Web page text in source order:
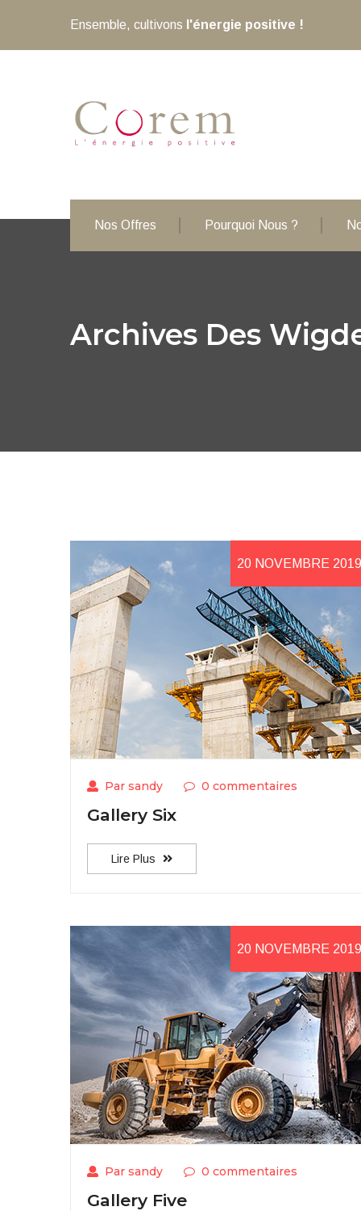
Ensemble, cultivons l'énergie positive !
Nos Offres Pourquoi Nous ?
Archives Des
20 NOVEMBRE 2019
Par sandy 0 commentaires
Gallery Six
Lire Plus
20 NOVEMBRE 2019
Par sandy 0 commentaires
Gallery Five